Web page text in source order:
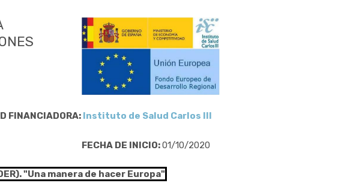
FINANCIADORA: Instituto de Salud Carlos III
FECHA DE INICIO:01/10/2020
"Una manera de hacer Europa"